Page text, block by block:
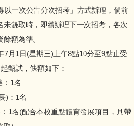
以一次公告分次招考」方式辦理，倘前
未錄取時，即續辦理下一次招考，各次
額為準。
7月1日(星期三)上午8點10分至9點止受
甄試，缺額如下：
：1名
)：1名
1名(配合本校重點體育發展項目，具帶